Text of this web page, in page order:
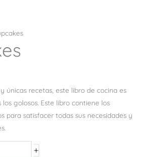
únicas recetas, este libro de cocina es
golosos. Este libro contiene los
para satisfacer todas sus necesidades y
+